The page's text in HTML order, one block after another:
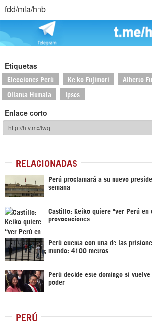
fdd/mla/hnb
Etiquetas
Elecciones Perú Keiko Fujimori Alberto
Ollanta Humala Ipsos
Enlace corto
RELACIONADAS
Perú proclamará a su nuevo
semana
Castillo: Keiko quiere “ver Perú en
provocaciones
Perú cuenta con una de las
mundo: 4100 metros
Perú decide este domingo si
poder
PERÚ